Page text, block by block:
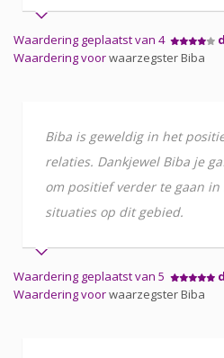
Waardering geplaatst van 4
Waardering voorwaarzegster Biba
Biba is geweldig in het
relaties. Dankjewel Biba je
om positief verder te gaan
situaties op dit gebied.
Waardering geplaatst van 5
Waardering voorwaarzegster Biba